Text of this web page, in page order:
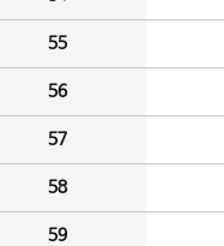
55
56
57
58
59